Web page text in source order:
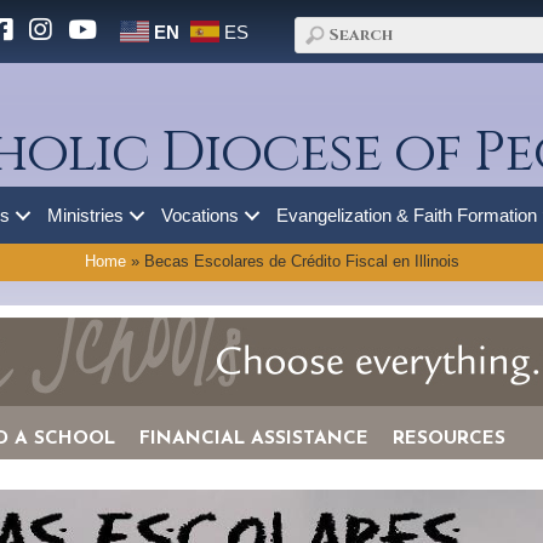
EN ES
Diocese of
Ministries Vocations Evangelization & Faith Formation
Home» Becas Escolares de Crédito Fiscal en Illinois
A SCHOOL FINANCIAL ASSISTANCE RESOURCES